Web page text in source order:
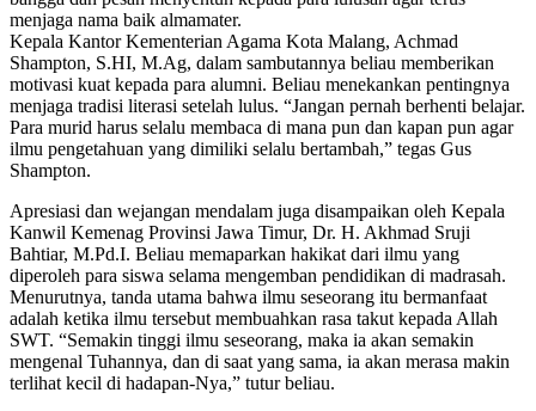
menjaga nama baik almamater.
Kepala Kantor Kementerian Agama Kota Malang, Achmad
Shampton, S.HI, M.Ag, dalam sambutannya beliau memberikan
motivasi kuat kepada para alumni. Beliau menekankan pentingnya
menjaga tradisi literasi setelah lulus. “Jangan pernah berhenti belajar.
Para murid harus selalu membaca di mana pun dan kapan pun agar
ilmu pengetahuan yang dimiliki selalu bertambah,” tegas Gus
Shampton.
Apresiasi dan wejangan mendalam juga disampaikan oleh Kepala
Kanwil Kemenag Provinsi Jawa Timur, Dr. H. Akhmad Sruji
Bahtiar, M.Pd.I. Beliau memaparkan hakikat dari ilmu yang
diperoleh para siswa selama mengemban pendidikan di madrasah.
Menurutnya, tanda utama bahwa ilmu seseorang itu bermanfaat
adalah ketika ilmu tersebut membuahkan rasa takut kepada Allah
SWT. “Semakin tinggi ilmu seseorang, maka ia akan semakin
mengenal Tuhannya, dan di saat yang sama, ia akan merasa makin
terlihat kecil di hadapan-Nya,” tutur beliau.